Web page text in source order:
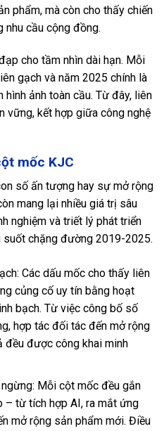
phẩm, mà còn cho thấy chiến
nhu cầu cộng đồng.
cho tầm nhìn dài hạn. Mỗi
gạch và năm 2025 chính là
ảnh toàn cầu. Từ đây, liên
vững, kết hợp giữa công nghệ
mốc KJC
số ấn tượng hay sự mở rộng
mang lại nhiều giá trị sâu
nghiệm và triết lý phát triển
chặng đường 2019-2025.
Các dấu mốc cho thấy liên
củng cố uy tín bằng hoạt
bạch. Từ việc công bố số
hợp tác đối tác đến mở rộng
đều được công khai minh
Mỗi cột mốc đều gắn
– từ tích hợp AI, ra mắt ứng
mở rộng sản phẩm mới. Điều